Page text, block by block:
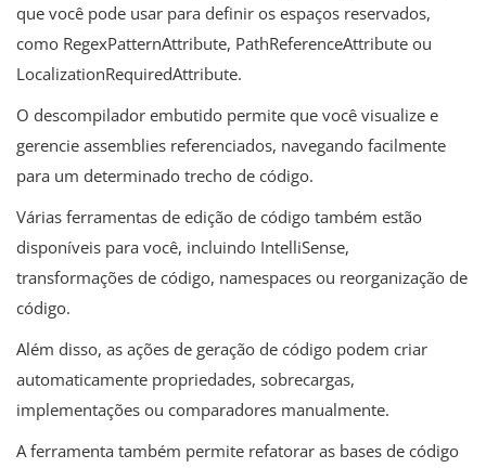
que você pode usar para definir os espaços reservados,
como RegexPatternAttribute, PathReferenceAttribute ou
LocalizationRequiredAttribute.
O descompilador embutido permite que você visualize e
gerencie assemblies referenciados, navegando facilmente
para um determinado trecho de código.
Várias ferramentas de edição de código também estão
disponíveis para você, incluindo IntelliSense,
transformações de código, namespaces ou reorganização de
código.
Além disso, as ações de geração de código podem criar
automaticamente propriedades, sobrecargas,
implementações ou comparadores manualmente.
A ferramenta também permite refatorar as bases de código